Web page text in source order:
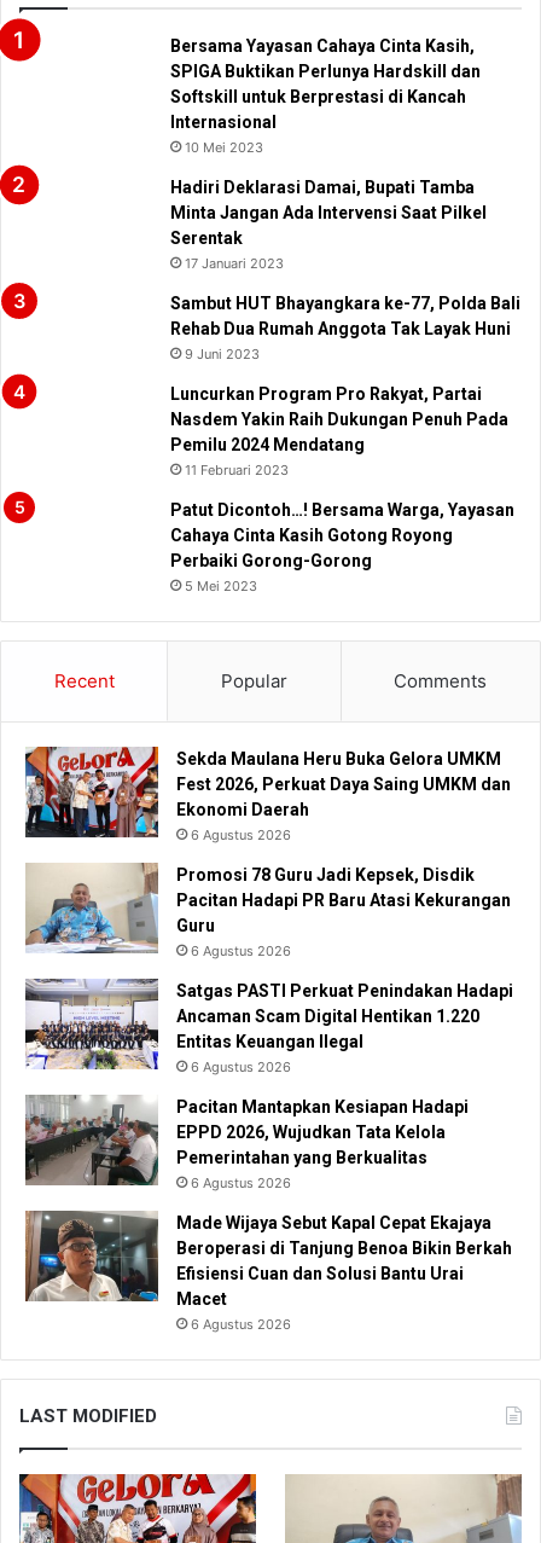
Bersama Yayasan Cahaya Cinta Kasih,
SPIGA Buktikan Perlunya Hardskill dan
Softskill untuk Berprestasi di Kancah
Internasional
10 Mei 2023
Hadiri Deklarasi Damai, Bupati Tamba
Minta Jangan Ada Intervensi Saat Pilkel
Serentak
17 Januari 2023
Sambut HUT Bhayangkara ke-77, Polda Bali
Rehab Dua Rumah Anggota Tak Layak Huni
9 Juni 2023
Luncurkan Program Pro Rakyat, Partai
Nasdem Yakin Raih Dukungan Penuh Pada
Pemilu 2024 Mendatang
11 Februari 2023
Patut Dicontoh…! Bersama Warga, Yayasan
Cahaya Cinta Kasih Gotong Royong
Perbaiki Gorong-Gorong
5 Mei 2023
Recent Popular Comments
Sekda Maulana Heru Buka Gelora UMKM
Fest 2026, Perkuat Daya Saing UMKM dan
Ekonomi Daerah
6 Agustus 2026
Promosi 78 Guru Jadi Kepsek, Disdik
Pacitan Hadapi PR Baru Atasi Kekurangan
Guru
6 Agustus 2026
Satgas PASTI Perkuat Penindakan Hadapi
Ancaman Scam Digital Hentikan 1.220
Entitas Keuangan Ilegal
6 Agustus 2026
Pacitan Mantapkan Kesiapan Hadapi
EPPD 2026, Wujudkan Tata Kelola
Pemerintahan yang Berkualitas
6 Agustus 2026
Made Wijaya Sebut Kapal Cepat Ekajaya
Beroperasi di Tanjung Benoa Bikin Berkah
Efisiensi Cuan dan Solusi Bantu Urai
Macet
6 Agustus 2026
LAST MODIFIED